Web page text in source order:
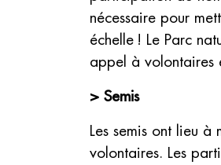
nécessaire pour
échelle ! Le Parc
appel à volontaires
> Semis
Les semis ont lieu
volontaires. Les